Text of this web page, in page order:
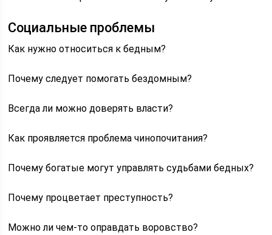
Социальные проблемы
Как нужно относиться к бедным?
Почему следует помогать бездомным?
Всегда ли можно доверять власти?
Как проявляется проблема чинопочитания?
Почему богатые могут управлять судьбами бедных?
Почему процветает преступность?
Можно ли чем-то оправдать воровство?